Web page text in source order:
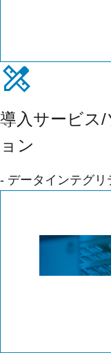
導入サービス/
ョン
- データインテグリ